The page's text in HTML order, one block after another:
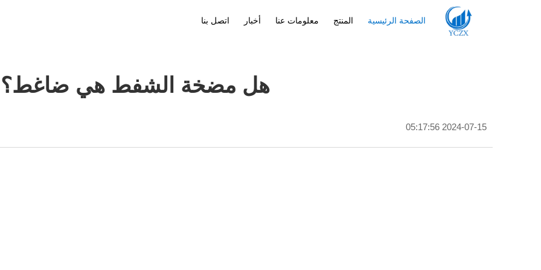
الصفحة الرئيسية المنتج معلومات عنا أخبار اتصل بنا
هل مضخة الشفط هي ضاغط؟
2024-07-15 05:17:56